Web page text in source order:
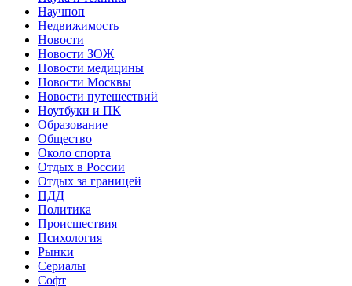
Научпоп
Недвижимость
Новости
Новости ЗОЖ
Новости медицины
Новости Москвы
Новости путешествий
Ноутбуки и ПК
Образование
Общество
Около спорта
Отдых в России
Отдых за границей
ПДД
Политика
Происшествия
Психология
Рынки
Сериалы
Софт